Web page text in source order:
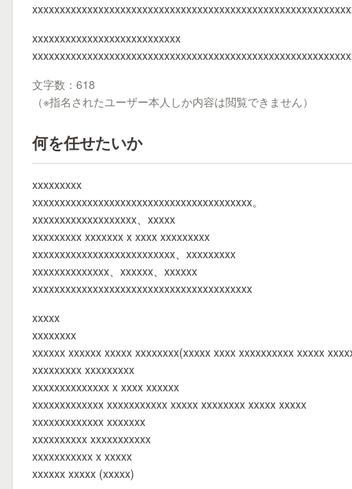
xxxxxxxxxxxxxxxxxxxxxxxxxxx
文字数：618
（※指名されたユーザー本人しか内容は閲覧できません）
何を任せたいか
xxxxxxxxx
xxxxxxxxxxxxxxxxxxxxxxxxxxxxxxxxxxxxxxxx。
xxxxxxxxxxxxxxxxxxx、xxxxx
xxxxxxxxx xxxxxxx x xxxx xxxxxxxxx
xxxxxxxxxxxxxxxxxxxxxxxxxx、xxxxxxxxx
xxxxxxxxxxxxxx、xxxxxx、xxxxxx
xxxxxxxxxxxxxxxxxxxxxxxxxxxxxxxxxxxxxxxx
xxxxx
xxxxxxxx
xxxxxx xxxxxx xxxxx xxxxxxxx(xxxxx xxxx xxxxxxxxxx xxxxx
xxxxxxxxx xxxxxxxxx
xxxxxxxxxxxxxx x xxxx xxxxxx
xxxxxxxxxxxxx xxxxxxxxxxx xxxxx xxxxxxxx xxxxx xxxxx
xxxxxxxxxxxxx xxxxxxx
xxxxxxxxxx xxxxxxxxxxx
xxxxxxxxxxx x xxxxx
xxxxxx xxxxx (xxxxx)